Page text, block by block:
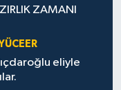
ZAMANI
eliyle